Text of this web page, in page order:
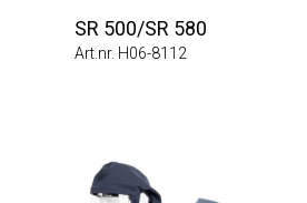
SR 500/SR 580
Art.nr. H06-8112